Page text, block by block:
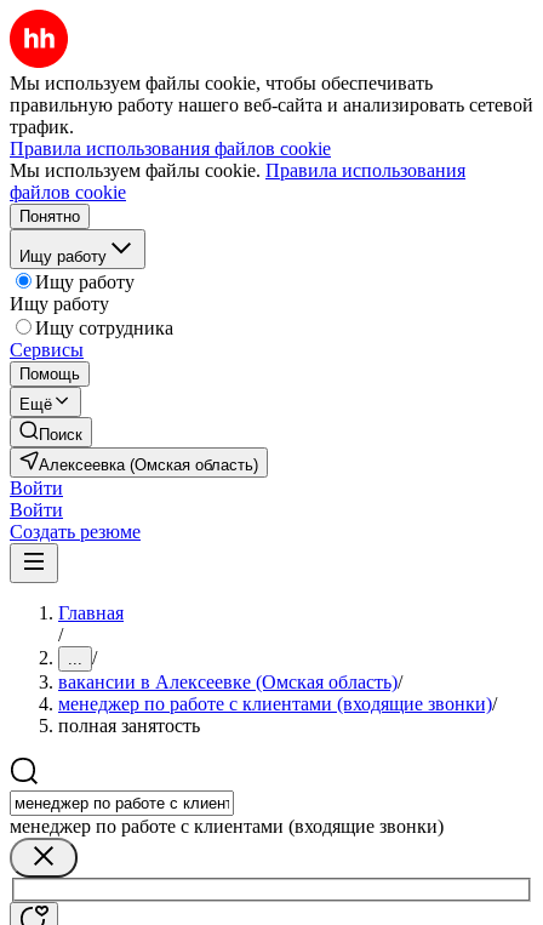
Мы используем файлы cookie, чтобы обеспечивать
правильную работу нашего веб-сайта и анализировать сетевой
трафик.
Правила использования файлов cookie
Мы используем файлы cookie. Правила использования
файлов cookie
Понятно
Ищу работу
Ищу работу
Ищу работу
Ищу сотрудника
Сервисы
Помощь
Ещё
Поиск
Алексеевка (Омская область)
Войти
Войти
Создать резюме
Главная
/
... /
вакансии в Алексеевке (Омская область)/
менеджер по работе с клиентами (входящие звонки)/
полная занятость
менеджер по работе с клиентами (входящие звонки)